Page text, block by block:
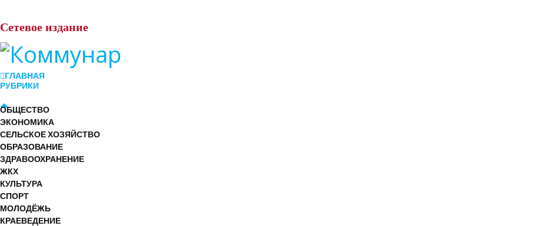
Сетевое издание
ГЛАВНАЯ
РУБРИКИ
ОБЩЕСТВО
ЭКОНОМИКА
СЕЛЬСКОЕ ХОЗЯЙСТВО
ОБРАЗОВАНИЕ
ЗДРАВООХРАНЕНИЕ
ЖКХ
КУЛЬТУРА
СПОРТ
МОЛОДЁЖЬ
КРАЕВЕДЕНИЕ